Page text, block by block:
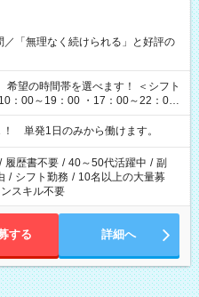
／「無理なく続けられる」と好評の
：00～19：00 ・17：00～22：00
～翌6：00 など
！ 単発1日のみから働けます。
/ 履歴書不要 / 40～50代活躍中 / 副
/ シフト勤務 / 10名以上の大量募
スキル不要
する 詳細へ